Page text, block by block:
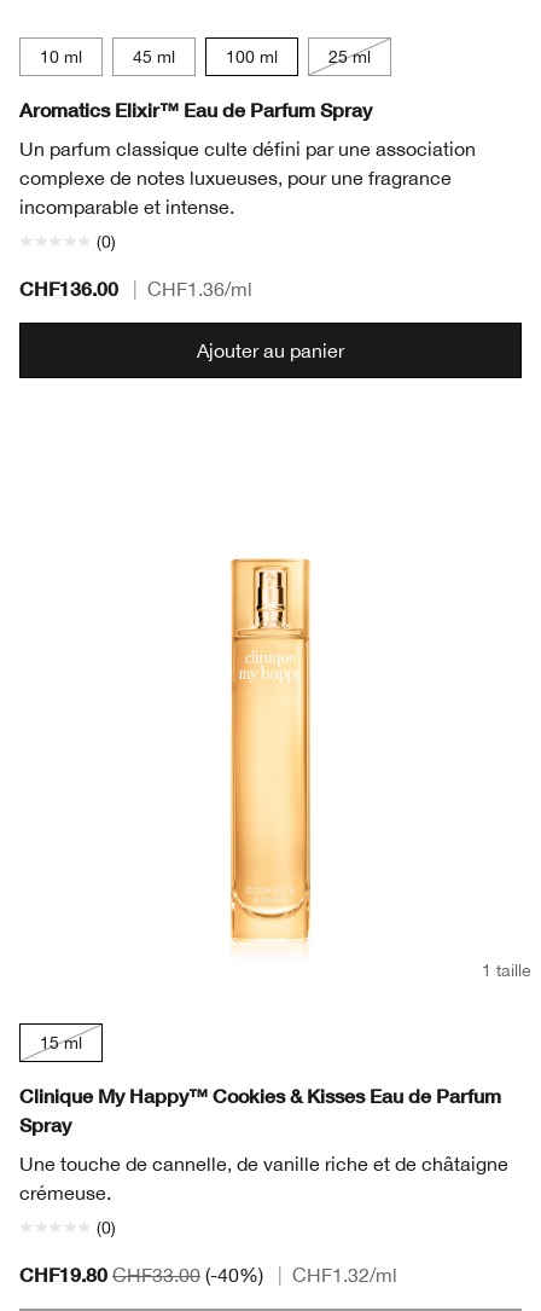
10 ml 45 ml 100 ml 25 ml
Aromatics Elixir™ Eau de Parfum Spray
Un parfum classique culte défini par une association
complexe de notes luxueuses, pour une fragrance
incomparable et intense.
(0)
CHF136.00 CHF1.36/ml
Ajouter au panier
1 taille
15 ml
Clinique My Happy™ Cookies & Kisses Eau de Parfum
Spray
Une touche de cannelle, de vanille riche et de châtaigne
crémeuse.
(0)
CHF19.80 CHF33.00 (-40%) CHF1.32/ml